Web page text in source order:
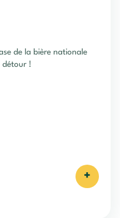
de la bière nationale
détour !
+